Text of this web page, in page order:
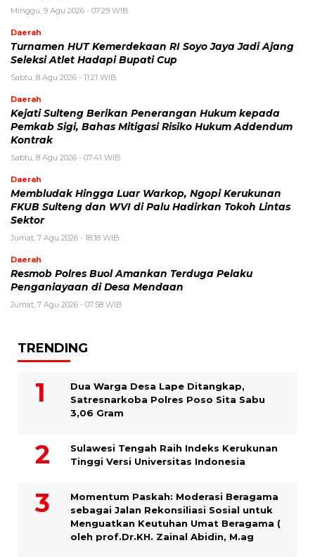
Minggu, 9 Agu 2026 - 07:29 WIB
Daerah
Turnamen HUT Kemerdekaan RI Soyo Jaya Jadi Ajang
Seleksi Atlet Hadapi Bupati Cup
Sabtu, 8 Agu 2026 - 11:21 WIB
Daerah
Kejati Sulteng Berikan Penerangan Hukum kepada
Pemkab Sigi, Bahas Mitigasi Risiko Hukum Addendum
Kontrak
Sabtu, 8 Agu 2026 - 07:41 WIB
Daerah
Membludak Hingga Luar Warkop, Ngopi Kerukunan
FKUB Sulteng dan WVI di Palu Hadirkan Tokoh Lintas
Sektor
Jumat, 7 Agu 2026 - 18:18 WIB
Daerah
Resmob Polres Buol Amankan Terduga Pelaku
Penganiayaan di Desa Mendaan
Jumat, 7 Agu 2026 - 07:58 WIB
TRENDING
Dua Warga Desa Lape Ditangkap,
Satresnarkoba Polres Poso Sita Sabu
3,06 Gram
Sulawesi Tengah Raih Indeks Kerukunan
Tinggi Versi Universitas Indonesia
Momentum Paskah: Moderasi Beragama
sebagai Jalan Rekonsiliasi Sosial untuk
Menguatkan Keutuhan Umat Beragama (
oleh prof.Dr.KH. Zainal Abidin, M.ag